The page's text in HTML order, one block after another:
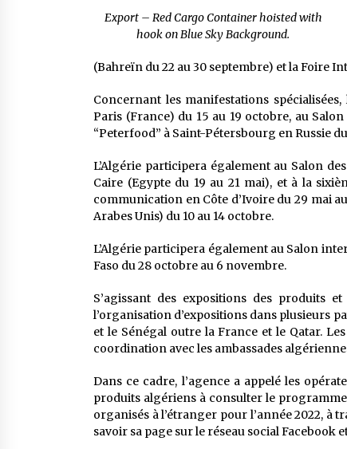
Export – Red Cargo Container hoisted with
hook on Blue Sky Background.
(Bahreïn du 22 au 30 septembre) et la Foire
Concernant les manifestations
Paris (France) du 15 au 19 octobre, au
“Peterfood” à Saint-Pétersbourg en Russie
L’Algérie participera également au Salon
Caire (Egypte du 19 au 21 mai), et à la
communication en Côte d’Ivoire du 29 mai
Arabes Unis) du 10 au 14 octobre.
L’Algérie participera également au Salon
Faso du 28 octobre au 6 novembre.
S’agissant des expositions des produits
l’organisation d’expositions dans plusieurs
et le Sénégal outre la France et le Qatar.
coordination avec les ambassades
Dans ce cadre, l’agence a appelé les
produits algériens à consulter le
organisés à l’étranger pour l’année 2022, à
savoir sa page sur le réseau social Facebook